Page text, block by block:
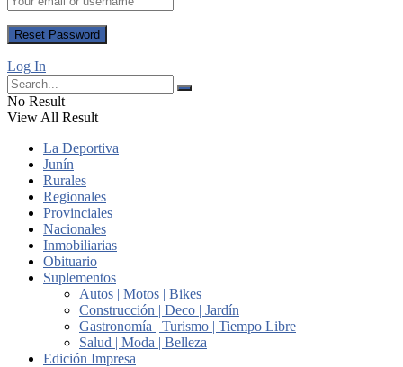
Log In
No Result
View All Result
La Deportiva
Junín
Rurales
Regionales
Provinciales
Nacionales
Inmobiliarias
Obituario
Suplementos
Autos | Motos | Bikes
Construcción | Deco | Jardín
Gastronomía | Turismo | Tiempo Libre
Salud | Moda | Belleza
Edición Impresa